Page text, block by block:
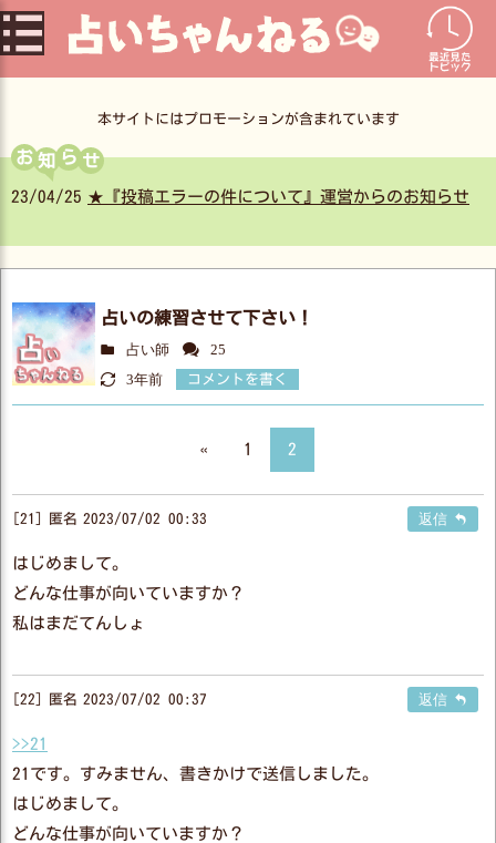
コ
ン
テ
へ
本サイトにはプロモーションが含まれています
お ら
23/04/25 ★『投稿エラーの件について』運営からのお知らせ
占いの練習させて下さい！
占い師 25
3年前 コメントを書く
« 1 2
21 匿名 2023/07/02 00:33 返信
はじめまして。
どんな仕事が向いていますか？
私はまだてんしょ
22 匿名 2023/07/02 00:37 返信
>>21
21です。すみません、書きかけで送信しました。
はじめまして。
どんな仕事が向いていますか？